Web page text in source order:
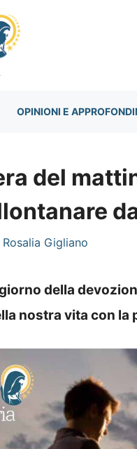
OPINIONI E
del
Rosalia Gigliano
della
nostra vita con la